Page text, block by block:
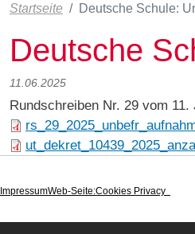
Startseite Deutsche Schule:
Deutsche
11.06.2025
Rundschreiben Nr. 29 vom 11.
ImpressumWeb-Seite:Cookies Privacy